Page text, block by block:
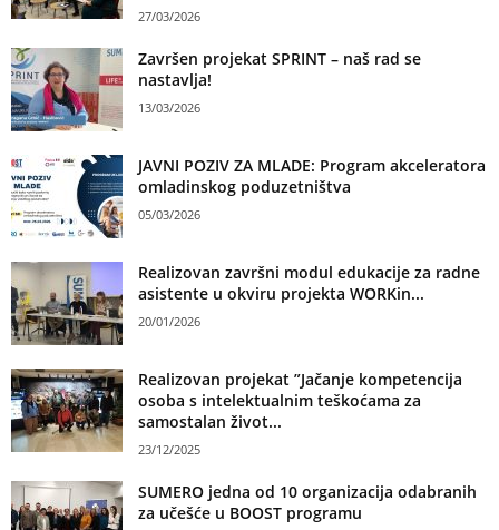
27/03/2026
Završen projekat SPRINT – naš rad se
nastavlja!
13/03/2026
JAVNI POZIV ZA MLADE: Program akceleratora
omladinskog poduzetništva
05/03/2026
Realizovan završni modul edukacije za radne
asistente u okviru projekta WORKin...
20/01/2026
Realizovan projekat ”Jačanje kompetencija
osoba s intelektualnim teškoćama za
samostalan život...
23/12/2025
SUMERO jedna od 10 organizacija odabranih
za učešće u BOOST programu